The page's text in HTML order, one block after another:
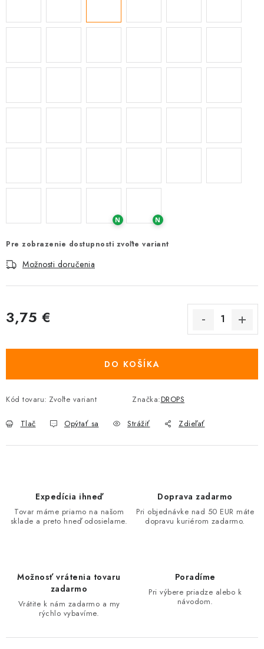
N N
Pre zobrazenie dostupnosti zvoľte variant
Možnosti doručenia
3,75 €
DO KOŠÍKA
Kód tovaru: Zvoľte variant Značka:DROPS
Tlač Opýtať sa Strážiť Zdieľať
Expedícia ihneď
Tovar máme priamo na našom
sklade a preto hneď odosielame.
Doprava zadarmo
Pri objednávke nad 50 EUR máte
dopravu kuriérom zadarmo.
Možnosť vrátenia tovaru
zadarmo
Vrátite k nám zadarmo a my
rýchlo vybavíme.
Poradíme
Pri výbere priadze alebo k
návodom.